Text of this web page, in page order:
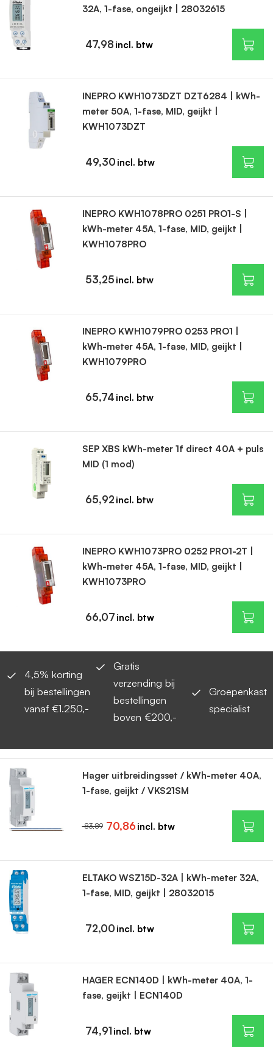
32A, 1-fase, ongeijkt | 28032615
47,98
INEPRO KWH1073DZT DZT6284 | kWh-
meter 50A, 1-fase, MID, geijkt |
KWH1073DZT
49,30
INEPRO KWH1078PRO 0251 PRO1-S |
kWh-meter 45A, 1-fase, MID, geijkt |
KWH1078PRO
53,25
INEPRO KWH1079PRO 0253 PRO1 |
kWh-meter 45A, 1-fase, MID, geijkt |
KWH1079PRO
65,74
SEP XBS kWh-meter 1f direct 40A + puls
MID (1 mod)
65,92
INEPRO KWH1073PRO 0252 PRO1-2T |
kWh-meter 45A, 1-fase, MID, geijkt |
KWH1073PRO
66,07
4,5% korting
bij bestellingen
vanaf €1.250,-
Gratis
verzending bij
bestellingen
boven €200,-
Groepenkast
specialist
Hager uitbreidingsset / kWh-meter 40A,
1-fase, geijkt / VKS21SM
70,86
83,89
ELTAKO WSZ15D-32A | kWh-meter 32A,
1-fase, MID, geijkt | 28032015
72,00
HAGER ECN140D | kWh-meter 40A, 1-
fase, geijkt | ECN140D
74,91